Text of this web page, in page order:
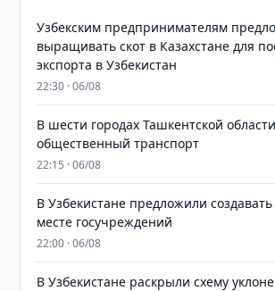
Узбекским предпринимателям
выращивать скот в Казахстане для
экспорта в Узбекистан
22:30 · 06/08
В шести городах Ташкентской
общественный транспорт
22:15 · 06/08
В Узбекистане предложили
месте госучреждений
22:00 · 06/08
В Узбекистане раскрыли схему